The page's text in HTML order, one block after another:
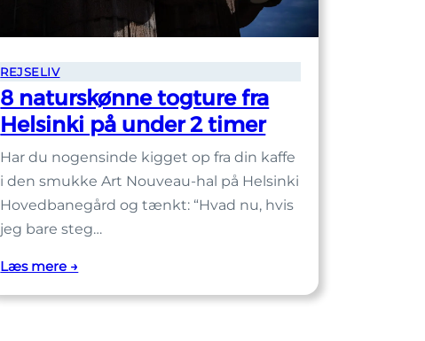
REJSELIV
8 naturskønne togture fra
Helsinki på under 2 timer
Har du nogensinde kigget op fra din kaffe
i den smukke Art Nouveau-hal på Helsinki
Hovedbanegård og tænkt: “Hvad nu, hvis
jeg bare steg…
Læs mere →